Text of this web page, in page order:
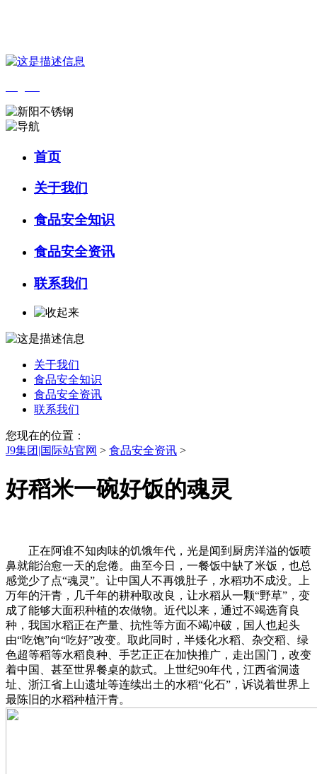
首页
关于我们
食品安全知识
食品安全资讯
联系我们
关于我们
食品安全知识
食品安全资讯
联系我们
您现在的位置：
J9集团|国际站官网 > 食品安全资讯 >
好稻米一碗好饭的魂灵
正在阿谁不知肉味的饥饿年代，光是闻到厨房洋溢的饭喷
鼻就能治愈一天的怠倦。曲至今日，一餐饭中缺了米饭，也总
感觉少了点“魂灵”。让中国人不再饿肚子，水稻功不成没。上
万年的汗青，几千年的耕种取改良，让水稻从一颗“野草”，变
成了能够大面积种植的农做物。近代以来，通过不竭选育良
种，我国水稻正在产量、抗性等方面不竭冲破，国人也起头
由“吃饱”向“吃好”改变。取此同时，半矮化水稻、杂交稻、绿
色超等稻等水稻良种、手艺正正在加快推广，走出国门，改变
着中国、甚至世界餐桌的款式。上世纪90年代，江西省洞遗
址、浙江省上山遗址等连续出土的水稻“化石”，诉说着世界上
最陈旧的水稻种植汗青。